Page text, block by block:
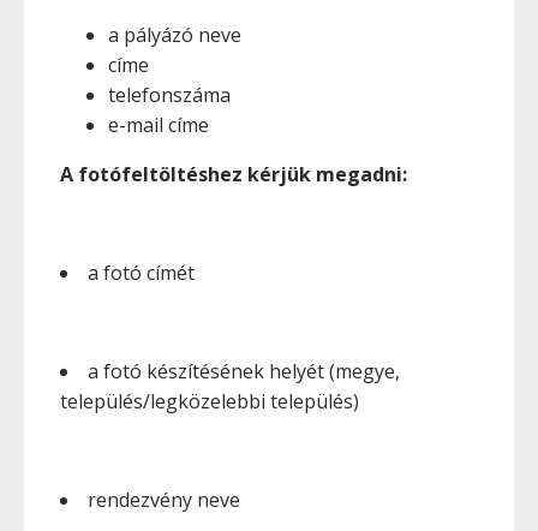
a pályázó neve
címe
telefonszáma
e-mail címe
A fotófeltöltéshez kérjük megadni:
a fotó címét
a fotó készítésének helyét (megye,
település/legközelebbi település)
rendezvény neve